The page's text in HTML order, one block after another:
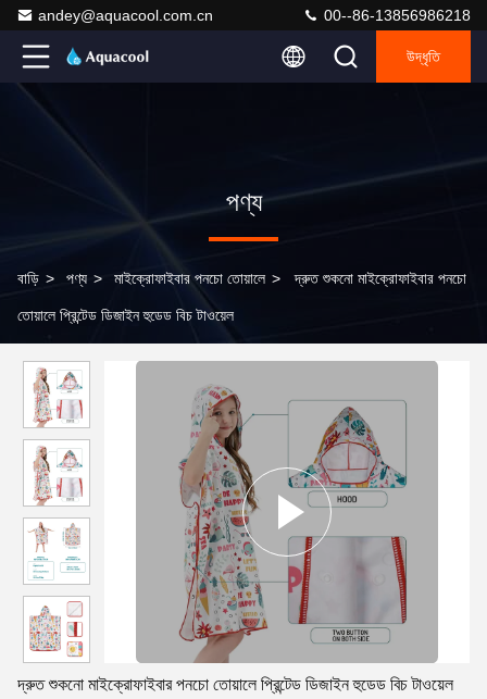
andey@aquacool.com.cn 00--86-13856986218
উদ্ধৃতি
পণ্য
বাড়ি > পণ্য > মাইক্রোফাইবার পনচো তোয়ালে > দ্রুত শুকনো মাইক্রোফাইবার পনচো
তোয়ালে প্রিন্টেড ডিজাইন হুডেড বিচ টাওয়েল
দ্রুত শুকনো মাইক্রোফাইবার পনচো তোয়ালে প্রিন্টেড ডিজাইন হুডেড বিচ টাওয়েল